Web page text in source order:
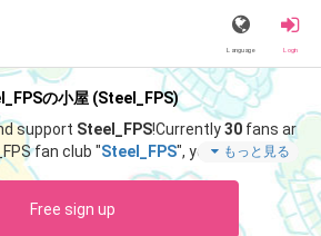
Language Login
の小屋 (Steel_FPS)
support Steel_FPS!Currently30fans ar
fan club "Steel_FPS", you can enjoy s
"『影廊』またの名を『シャドーコリドー
もっと見る
Free sign up